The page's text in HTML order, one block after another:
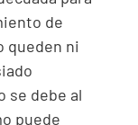
de
queden ni
se debe al
puede